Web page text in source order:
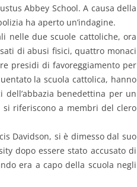
Abbey School. A causa della
ha aperto un’indagine.
nelle due scuole cattoliche, ora
di abusi fisici, quattro monaci
presidi di favoreggiamento per
la scuola cattolica, hanno
benedettina per un
riferiscono a membri del clero
Davidson, si è dimesso dal suo
dopo essere stato accusato di
era a capo della scuola negli